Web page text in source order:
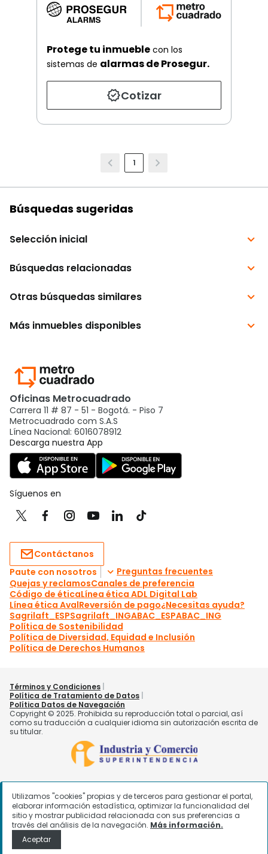
Protege tu inmueble con los
sistemas de alarmas de Prosegur.
Cotizar
1
Utilizamos "cookies" propias y de terceros para gestionar el portal,
elaborar información estadística, optimizar la funcionalidad del
sitio y mostrar publicidad relacionada con sus preferencias a
través del análisis de la navegación. Más información.
Aceptar